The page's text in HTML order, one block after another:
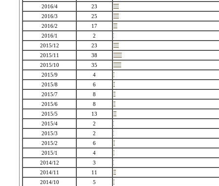
2016/4
23
2016/3
25
2016/2
17
2016/1
2
2015/12
23
2015/11
38
2015/10
35
2015/9
4
2015/8
6
2015/7
8
2015/6
8
2015/5
13
2015/4
2
2015/3
2
2015/2
6
2015/1
4
2014/12
3
2014/11
11
2014/10
5